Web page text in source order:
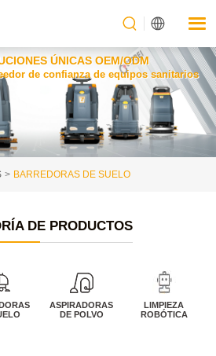
ÚNICAS OEM/ODM
de confianza de equipos sanitarios
BARREDORAS DE SUELO
DE PRODUCTOS
ASPIRADORAS
DE POLVO
LIMPIEZA
ROBÓTICA